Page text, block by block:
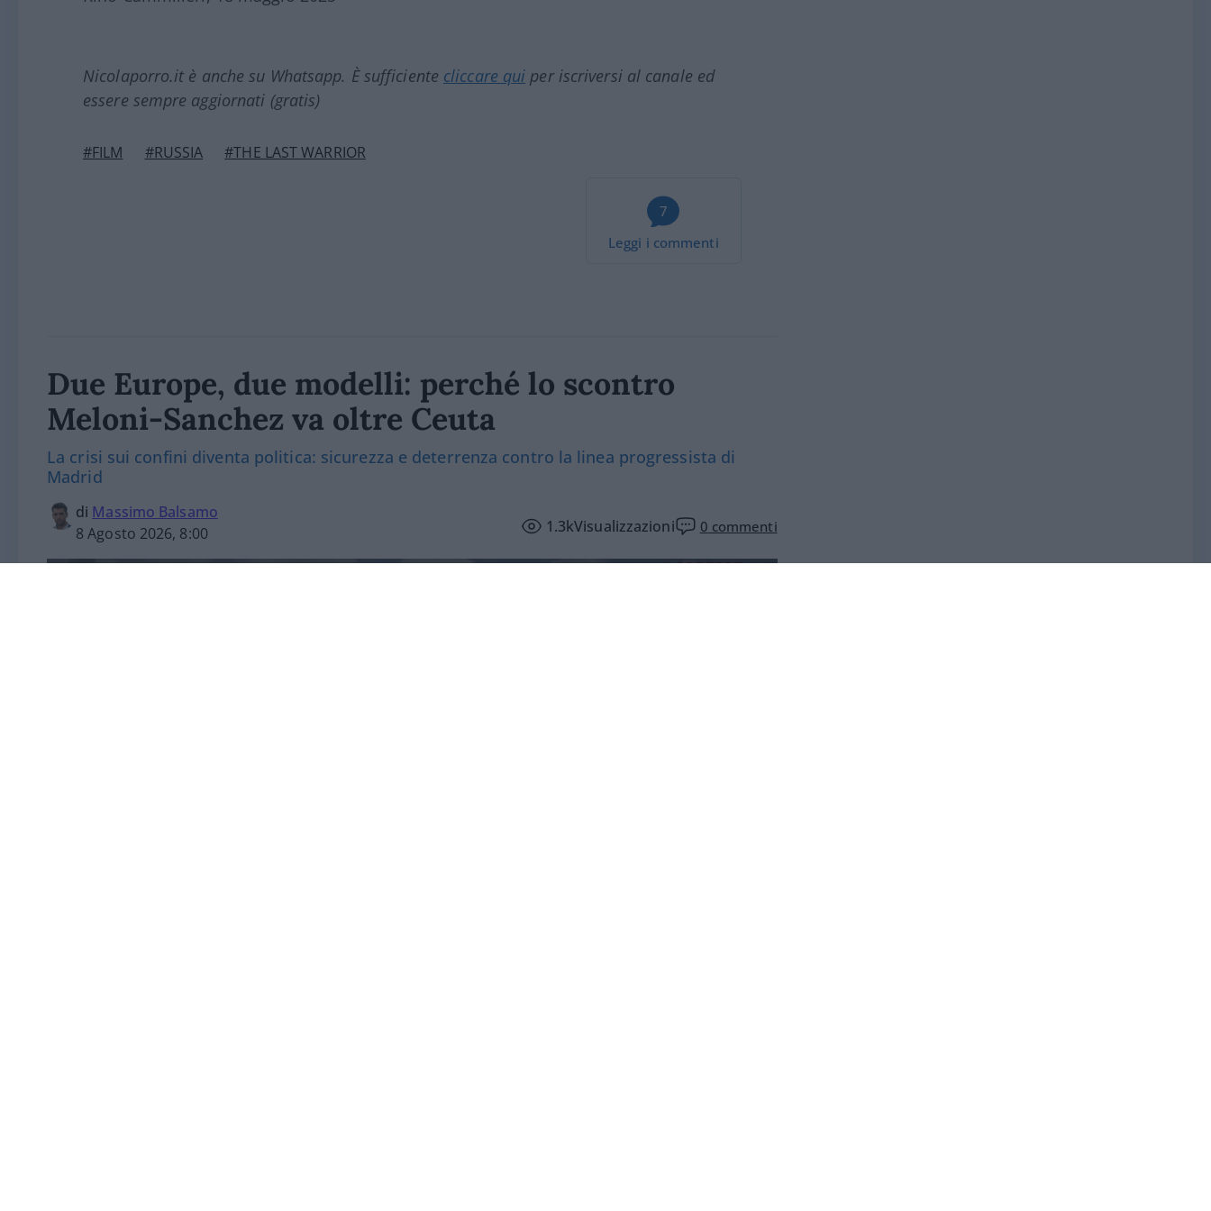
Nicolaporro.it è anche su Whatsapp. È sufficiente cliccare qui per iscriversi al canale ed
essere sempre aggiornati (gratis)
#FILM #RUSSIA #THE LAST WARRIOR
7
Leggi i commenti
Due Europe, due modelli: perché lo scontro
Meloni-Sanchez va oltre Ceuta
La crisi sui confini diventa politica: sicurezza e deterrenza contro la linea progressista di
Madrid
di Massimo Balsamo
8 Agosto 2026, 8:00
1.3kVisualizzazioni 0 commenti